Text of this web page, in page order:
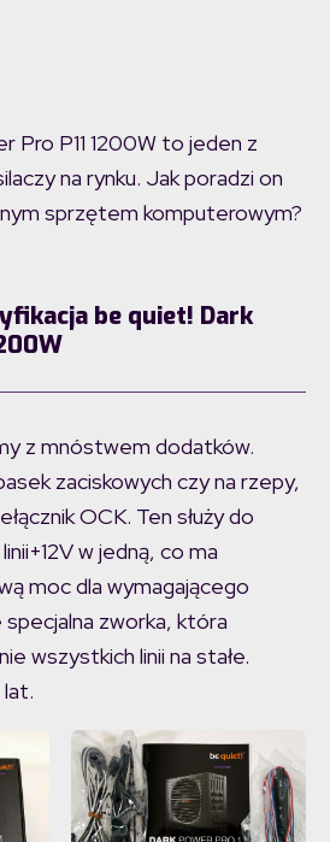
Pro P11 1200W to jeden z
na rynku. Jak poradzi on
sprzętem komputerowym?
be quiet! Dark
z mnóstwem dodatków.
zaciskowych czy na rzepy,
OCK. Ten służy do
w jedną, co ma
moc dla wymagającego
zworka, która
wszystkich linii na stałe.